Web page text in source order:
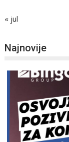
« jul
Najnovije